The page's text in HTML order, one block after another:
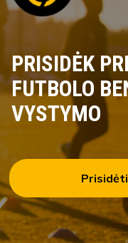
PRISIDĖK
FUTBOLO
VYSTYMO
Prisidėti